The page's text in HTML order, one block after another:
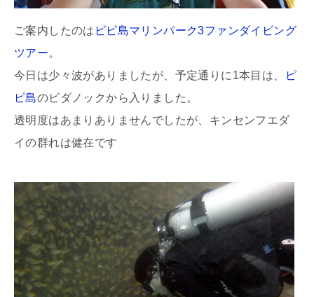
ご案内したのは ピピ島マリンパーク3ファンダイビング
ツアー。
今日は少々波がありましたが、予定通りに1本目は、
ピ
ピ島のビダノックから入りました。
透明度はあまりありませんでしたが、キンセンフエダ
イの群れは健在です